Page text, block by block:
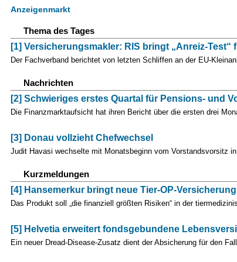
Anzeigenmarkt
Thema des Tages
[1] Versicherungsmakler: RIS bringt „Anreiz-Test“
Der Fachverband berichtet von letzten Schliffen an der EU-
Nachrichten
[2] Schwieriges erstes Quartal für Pensions- und
Die Finanzmarktaufsicht hat ihren Bericht über die ersten drei
[3] Donau vollzieht Chefwechsel
Judit Havasi wechselte mit Monatsbeginn vom Vorstandsvorsitz
Kurzmeldungen
[4] Hansemerkur bringt neue Tier-OP-Versicherung
Das Produkt soll „die finanziell größten Risiken“ in der
[5] Helvetia erweitert fondsgebundene
Ein neuer Dread-Disease-Zusatz dient der Absicherung für den